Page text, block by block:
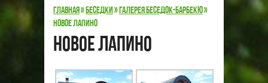
Главная»Беседки»Галерея беседок-барбекю»
Новое Лапино
Новое Лапино